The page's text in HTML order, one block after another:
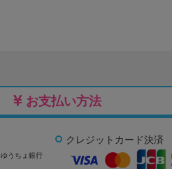
お支払い方法
ゆうちょ銀行
クレジットカード決済